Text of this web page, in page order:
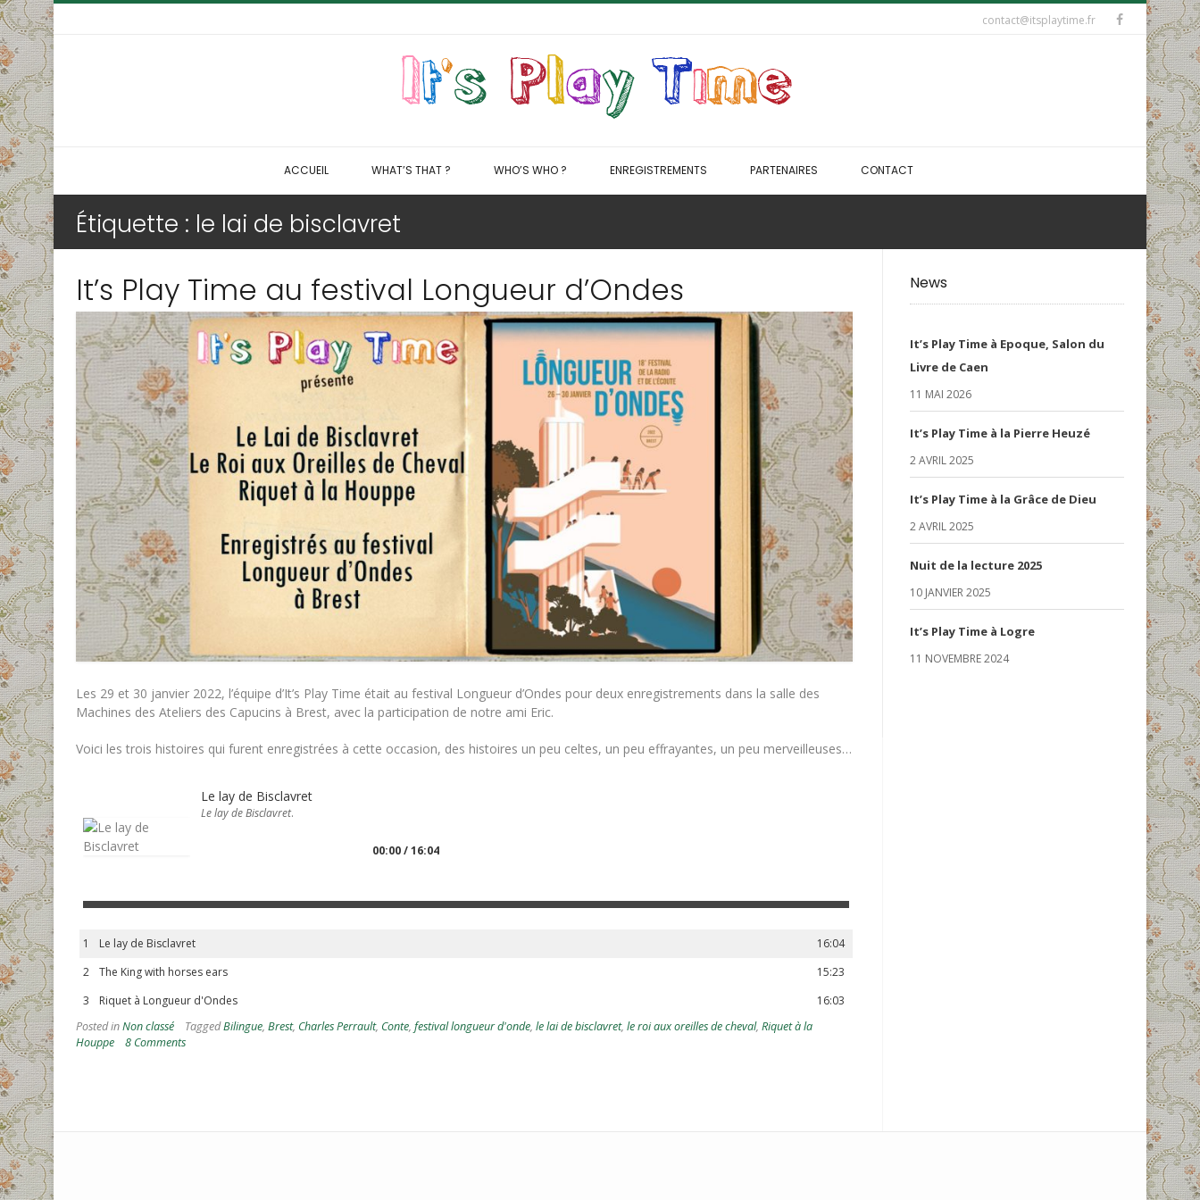
contact@itsplaytime.fr
ACCUEIL WHAT’S THAT ? WHO’S WHO ? ENREGISTREMENTS PARTENAIRES CONTACT
Étiquette : le lai de bisclavret
It’s Play Time au festival Longueur d’Ondes
Les 29 et 30 janvier 2022, l’équipe d’It’s Play Time était au festival Longueur d’Ondes pour deux enregistrements dans la salle des
Machines des Ateliers des Capucins à Brest, avec la participation de notre ami Eric.
Voici les trois histoires qui furent enregistrées à cette occasion, des histoires un peu celtes, un peu effrayantes, un peu merveilleuses…
Le lay de Bisclavret
Le lay de Bisclavret.
00:00 / 16:04
1 16:04
Le lay de Bisclavret
2
15:23
The King with horses ears
3
16:03
Riquet à Longueur d'Ondes
Posted inNon classé TaggedBilingue, Brest, Charles Perrault, Conte, festival longueur d'onde, le lai de bisclavret, le roi aux oreilles de cheval, Riquet à la
Houppe
8 Comments
News
It’s Play Time à Epoque, Salon du
Livre de Caen
11 MAI 2026
It’s Play Time à la Pierre Heuzé
2 AVRIL 2025
It’s Play Time à la Grâce de Dieu
2 AVRIL 2025
Nuit de la lecture 2025
10 JANVIER 2025
It’s Play Time à Logre
11 NOVEMBRE 2024